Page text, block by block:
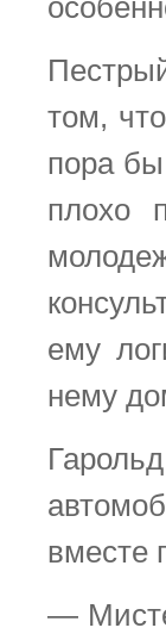
том,
пора бы
плохо
ему
нему
вместе
—